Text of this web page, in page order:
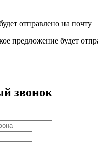
отправлено на почту
предложение будет
звонок